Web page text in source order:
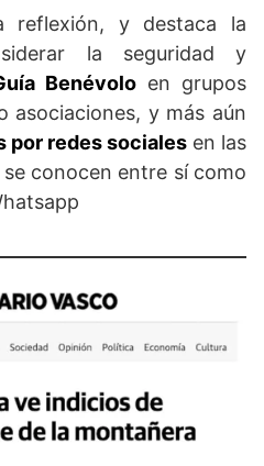
reflexión, y destaca la
la seguridad y
Benévolo en grupos
asociaciones, y más aún
por redes sociales en las
conocen entre sí como